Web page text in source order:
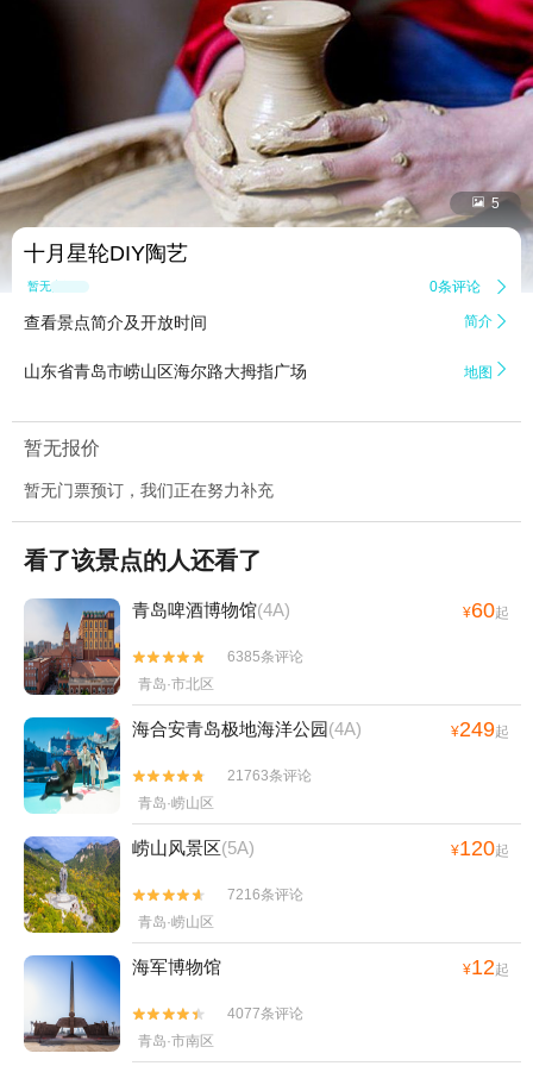
 5
十月星轮DIY陶艺
暂无点评 0条评论 
查看景点简介及开放时间 简介 
山东省青岛市崂山区海尔路大拇指广场 地图 
暂无报价
暂无门票预订，我们正在努力补充
看了该景点的人还看了
青岛啤酒博物馆(4A) ¥60起


6385条评论
青岛·市北区
海合安青岛极地海洋公园(4A) ¥249起


21763条评论
青岛·崂山区
崂山风景区(5A) ¥120起


7216条评论
青岛·崂山区
海军博物馆 ¥12起


4077条评论
青岛·市南区